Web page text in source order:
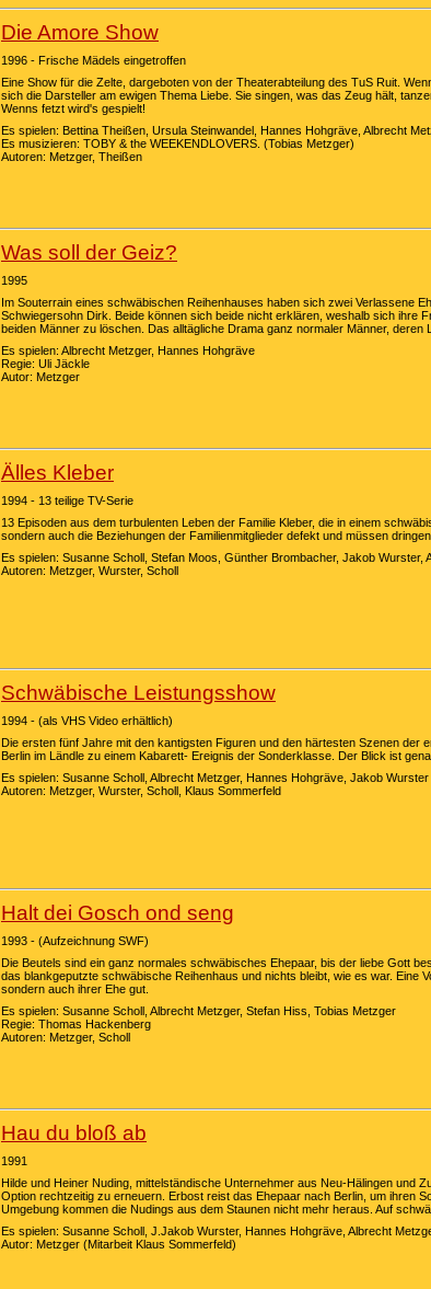
Die Amore Show
1996 - Frische Mädels eingetroffen
Eine Show für die Zelte, dargeboten von der Theaterabteilung des TuS Ruit.
sich die Darsteller am ewigen Thema Liebe. Sie singen, was das Zeug hält,
Wenns fetzt wird's gespielt!
Es spielen: Bettina Theißen, Ursula Steinwandel, Hannes Hohgräve, Albrecht
Es musizieren: TOBY & the WEEKENDLOVERS. (Tobias Metzger)
Autoren: Metzger, Theißen
Was soll der Geiz?
1995
Im Souterrain eines schwäbischen Reihenhauses haben sich zwei Verlassene
Schwiegersohn Dirk. Beide können sich beide nicht erklären, weshalb sich ihre
beiden Männer zu löschen. Das alltägliche Drama ganz normaler Männer,
Es spielen: Albrecht Metzger, Hannes Hohgräve
Regie: Uli Jäckle
Autor: Metzger
Älles Kleber
1994 - 13 teilige TV-Serie
13 Episoden aus dem turbulenten Leben der Familie Kleber, die in einem
sondern auch die Beziehungen der Familienmitglieder defekt und müssen
Es spielen: Susanne Scholl, Stefan Moos, Günther Brombacher, Jakob
Autoren: Metzger, Wurster, Scholl
Schwäbische Leistungsshow
1994 - (als VHS Video erhältlich)
Die ersten fünf Jahre mit den kantigsten Figuren und den härtesten Szenen
Berlin im Ländle zu einem Kabarett- Ereignis der Sonderklasse. Der Blick ist
Es spielen: Susanne Scholl, Albrecht Metzger, Hannes Hohgräve, Jakob Wurster
Autoren: Metzger, Wurster, Scholl, Klaus Sommerfeld
Halt dei Gosch ond seng
1993 - (Aufzeichnung SWF)
Die Beutels sind ein ganz normales schwäbisches Ehepaar, bis der liebe Gott
das blankgeputzte schwäbische Reihenhaus und nichts bleibt, wie es war. Eine
sondern auch ihrer Ehe gut.
Es spielen: Susanne Scholl, Albrecht Metzger, Stefan Hiss, Tobias Metzger
Regie: Thomas Hackenberg
Autoren: Metzger, Scholl
Hau du bloß ab
1991
Hilde und Heiner Nuding, mittelständische Unternehmer aus Neu-Hälingen und
Option rechtzeitig zu erneuern. Erbost reist das Ehepaar nach Berlin, um ihren
Umgebung kommen die Nudings aus dem Staunen nicht mehr heraus. Auf
Es spielen: Susanne Scholl, J.Jakob Wurster, Hannes Hohgräve, Albrecht
Autor: Metzger (Mitarbeit Klaus Sommerfeld)